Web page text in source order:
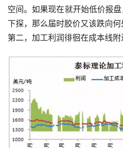
空间。如果现在就开始低价报
下探，那么届时胶价又该跌向何
第二，加工利润徘徊在成本线附